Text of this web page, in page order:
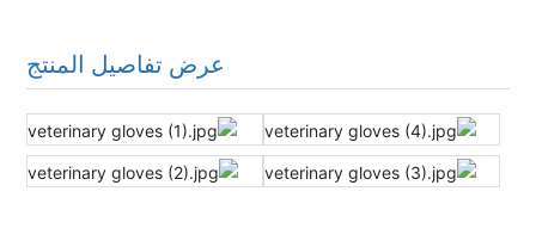
عرض تفاصيل المنتج